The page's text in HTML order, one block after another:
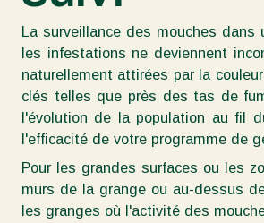
La surveillance des mouches
les infestations ne deviennent
naturellement attirées par la
clés telles que près des tas de
l'évolution de la population au fil
l'efficacité de votre programme de
Pour les grandes surfaces ou les
murs de la grange ou au-dessus
les granges où l'activité des